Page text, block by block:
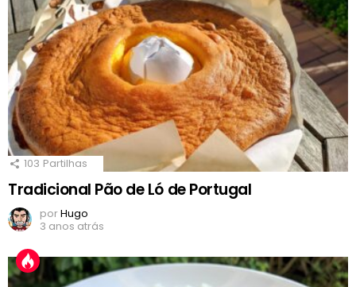
103 Partilhas
Tradicional Pão de Ló de Portugal
porHugo
3 anos atrás